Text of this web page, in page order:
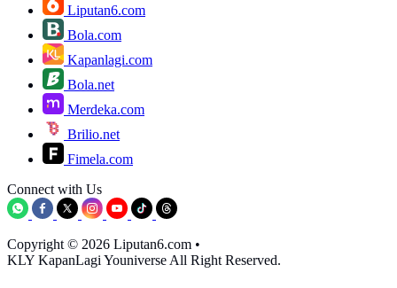
Liputan6.com
Bola.com
Kapanlagi.com
Bola.net
Merdeka.com
Brilio.net
Fimela.com
Connect with Us
Copyright © 2026 Liputan6.com •
KLY KapanLagi Youniverse All Right Reserved.